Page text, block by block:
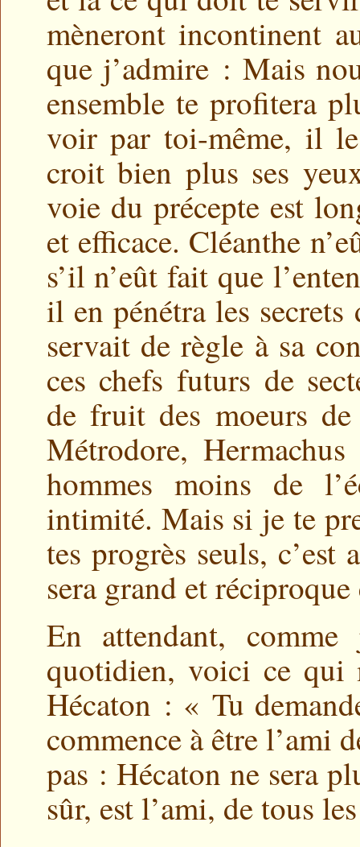
mèneront incontinent
que j’admire : Mais
ensemble te profitera
voir par toi-même, il le
croit bien plus ses
voie du précepte est
et efficace. Cléanthe
s’il n’eût fait que
il en pénétra les
servait de règle à sa
ces chefs futurs de
de fruit des moeurs
Métrodore,
hommes moins de
intimité. Mais si je te
tes progrès seuls,
sera grand et
En attendant,
quotidien, voici ce qui
Hécaton : « Tu
commence à être l’ami
pas : Hécaton ne sera
sûr, est l’ami, de tous